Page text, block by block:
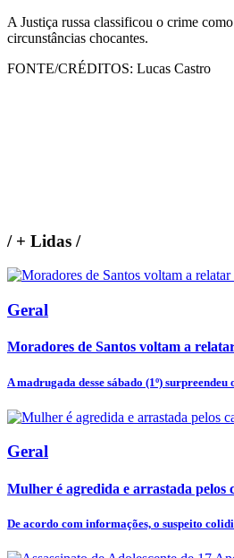
A Justiça russa classificou o crime
circunstâncias chocantes.
FONTE/CRÉDITOS: Lucas Castro
/+ Lidas /
Geral
Moradores de Santos voltam a
A madrugada desse sábado (1º)
Geral
Mulher é agredida e arrastada pelos
De acordo com informações, o suspeito